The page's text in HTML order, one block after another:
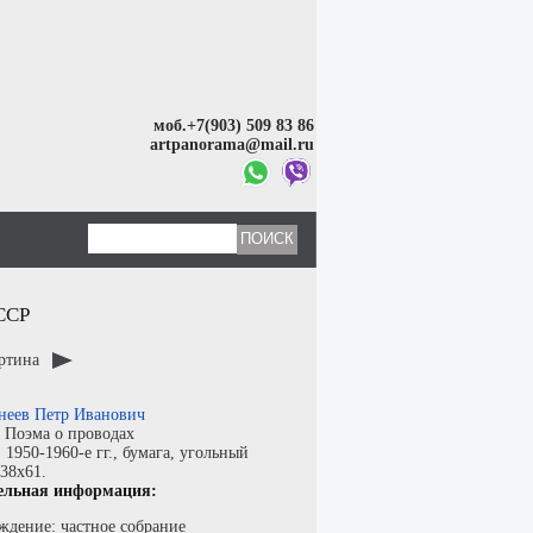
моб.+7(903) 509 83 86
artpanorama@mail.ru
Петр Иванович
Поэма о проводах
1950-1960-е гг., бумага, угольный
информация:
частное собрание